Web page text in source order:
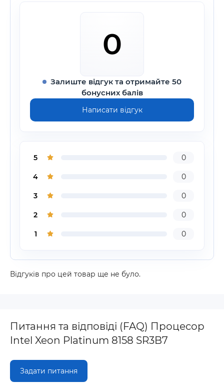
0
Залиште відгук та отримайте 50
бонусних балів
Написати відгук
5 0
4 0
3 0
2 0
1 0
Відгуків про цей товар ще не було.
Питання та відповіді (FAQ) Процесор
Intel Xeon Platinum 8158 SR3B7
Задати питання